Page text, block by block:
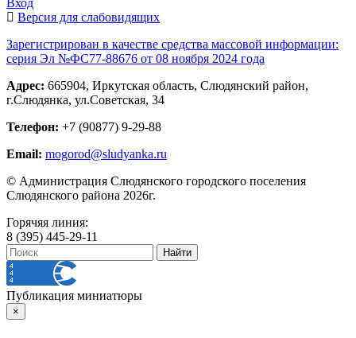
Вход
Версия для слабовидящих
Зарегистрирован в качестве средства массовой информации:
серия Эл №ФС77-88676 от 08 ноября 2024 года
Адрес: 665904, Иркутская область, Слюдянский район,
г.Слюдянка, ул.Советская, 34
Телефон: +7 (90877) 9-29-88
Email: mogorod@sludyanka.ru
© Администрация Слюдянского городского поселения
Слюдянского района 2026г.
Горячяя линия:
8 (395) 445-29-11
Публикация миниатюры
×